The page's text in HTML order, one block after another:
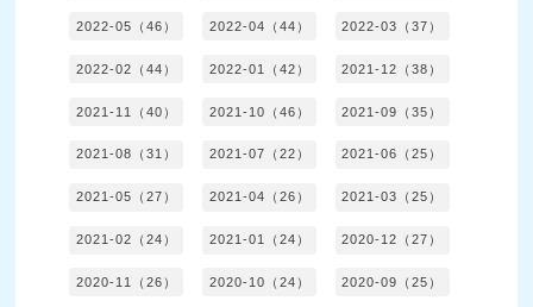
2022-05（46） 2022-04（44） 2022-03（37）
2022-02（44） 2022-01（42） 2021-12（38）
2021-11（40） 2021-10（46） 2021-09（35）
2021-08（31） 2021-07（22） 2021-06（25）
2021-05（27） 2021-04（26） 2021-03（25）
2021-02（24） 2021-01（24） 2020-12（27）
2020-11（26） 2020-10（24） 2020-09（25）